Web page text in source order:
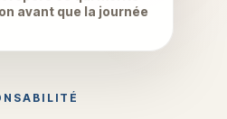
avant que la journée